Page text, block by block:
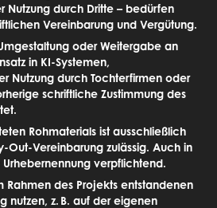
Nutzung durch Dritte – bedürfen
Vereinbarung und Vergütung.
oder Weitergabe an
in KI-Systemen,
Nutzung durch Tochterfirmen oder
schriftliche Zustimmung des
Rohmaterials ist ausschließlich
Out-Vereinbarung zulässig. Auch in
verpflichtend.
Rahmen des Projekts entstandenen
nutzen, z. B. auf der eigenen